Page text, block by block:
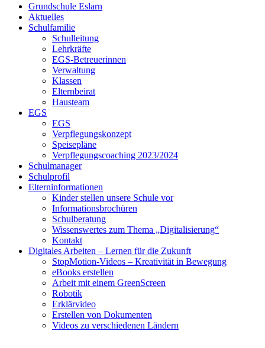
Grundschule Eslarn
Aktuelles
Schulfamilie
Schulleitung
Lehrkräfte
EGS-Betreuerinnen
Verwaltung
Klassen
Elternbeirat
Hausteam
EGS
EGS
Verpflegungskonzept
Speisepläne
Verpflegungscoaching 2023/2024
Schulmanager
Schulprofil
Elterninformationen
Kinder stellen unsere Schule vor
Informationsbrochüren
Schulberatung
Wissenswertes zum Thema „Digitalisierung“
Kontakt
Digitales Arbeiten – Lernen für die Zukunft
StopMotion-Videos – Kreativität in Bewegung
eBooks erstellen
Arbeit mit einem GreenScreen
Robotik
Erklärvideo
Erstellen von Dokumenten
Videos zu verschiedenen Ländern